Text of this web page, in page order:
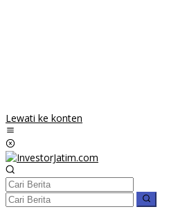
Lewati ke konten